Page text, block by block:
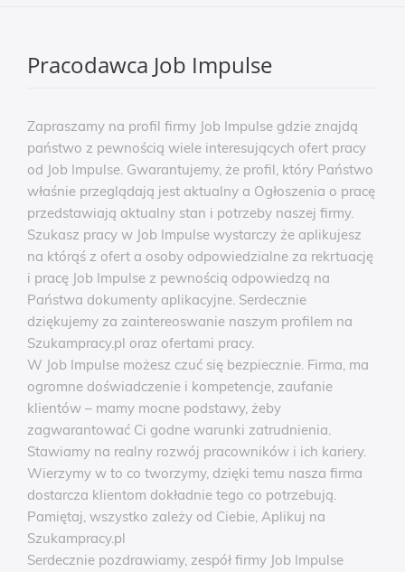
Pracodawca Job Impulse
Zapraszamy na profil firmy Job Impulse gdzie znajdą
państwo z pewnością wiele interesujących ofert pracy
od Job Impulse. Gwarantujemy, że profil, który Państwo
właśnie przeglądają jest aktualny a Ogłoszenia o pracę
przedstawiają aktualny stan i potrzeby naszej firmy.
Szukasz pracy w Job Impulse wystarczy że aplikujesz
na którąś z ofert a osoby odpowiedzialne za rekrtuację
i pracę Job Impulse z pewnością odpowiedzą na
Państwa dokumenty aplikacyjne. Serdecznie
dziękujemy za zaintereoswanie naszym profilem na
Szukampracy.pl oraz ofertami pracy.
W Job Impulse możesz czuć się bezpiecznie. Firma, ma
ogromne doświadczenie i kompetencje, zaufanie
klientów – mamy mocne podstawy, żeby
zagwarantować Ci godne warunki zatrudnienia.
Stawiamy na realny rozwój pracowników i ich kariery.
Wierzymy w to co tworzymy, dzięki temu nasza firma
dostarcza klientom dokładnie tego co potrzebują.
Pamiętaj, wszystko zależy od Ciebie, Aplikuj na
Szukampracy.pl
Serdecznie pozdrawiamy, zespół firmy Job Impulse